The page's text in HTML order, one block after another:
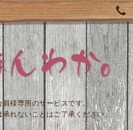
員様専用のサービスです。
れないことはご了承ください。